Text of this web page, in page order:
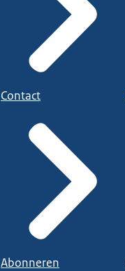
Contact
Abonneren